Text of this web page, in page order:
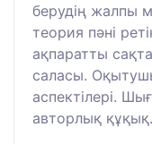
берудің жалпы
теория пәні
ақпаратты
саласы.
аспектілері.
авторлық құқық.